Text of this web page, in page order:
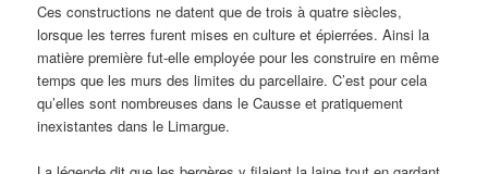
Ces constructions ne datent que de trois à quatre siècles,
lorsque les terres furent mises en culture et épierrées. Ainsi la
matière première fut-elle employée pour les construire en même
temps que les murs des limites du parcellaire. C’est pour cela
qu’elles sont nombreuses dans le Causse et pratiquement
inexistantes dans le Limargue.